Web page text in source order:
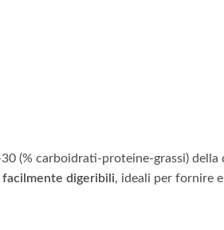
(% carboidrati-proteine-grassi) della
facilmente digeribili, ideali per fornire